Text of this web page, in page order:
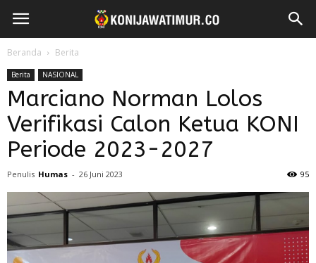
Beranda Berita
Berita NASIONAL
Marciano Norman Lolos
Verifikasi Calon Ketua KONI
Periode 2023-2027
Penulis Humas - 26 Juni 2023 95